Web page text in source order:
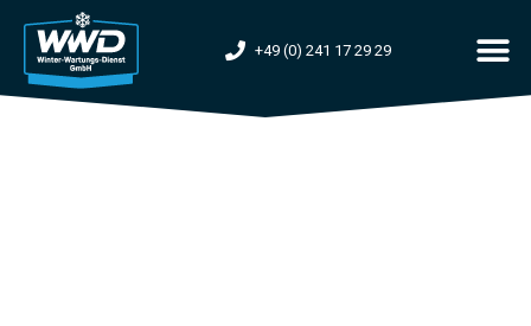
+49 (0) 241 17 29 29